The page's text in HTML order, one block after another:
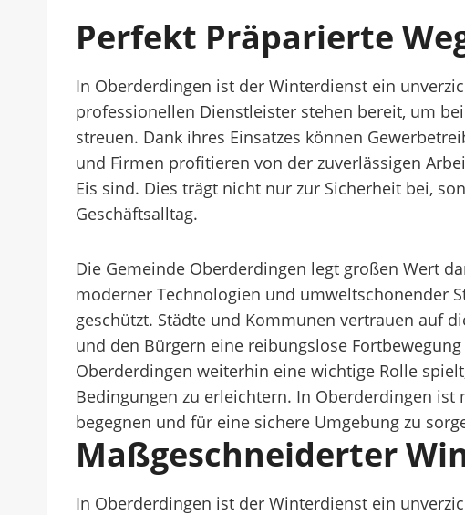
Perfekt Präparierte
In Oberderdingen ist der Winterdienst ein
professionellen Dienstleister stehen bereit, um
streuen. Dank ihres Einsatzes können
und Firmen profitieren von der zuverlässigen
Eis sind. Dies trägt nicht nur zur Sicherheit bei,
Geschäftsalltag.
Die Gemeinde Oberderdingen legt großen Wert
moderner Technologien und umweltschonender
geschützt. Städte und Kommunen vertrauen auf
und den Bürgern eine reibungslose
Oberderdingen weiterhin eine wichtige Rolle
Bedingungen zu erleichtern. In Oberderdingen
begegnen und für eine sichere Umgebung zu
Maßgeschneiderter
In Oberderdingen ist der Winterdienst ein